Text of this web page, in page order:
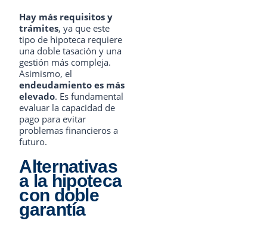
Hay más requisitos y
trámites, ya que este
tipo de hipoteca requiere
una doble tasación y una
gestión más compleja.
Asimismo, el
endeudamiento es más
elevado. Es fundamental
evaluar la capacidad de
pago para evitar
problemas financieros a
futuro.
Alternativas
a la hipoteca
con doble
garantía